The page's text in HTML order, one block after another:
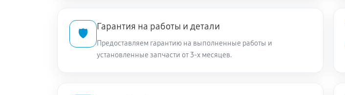
🛡️
Гарантия на работы и детали
Предоставляем гарантию на выполненные работы и
установленные запчасти от 3-х месяцев.